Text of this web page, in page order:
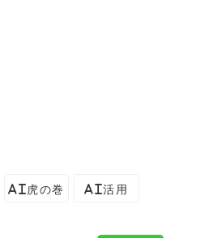
AI虎の巻 AI活用